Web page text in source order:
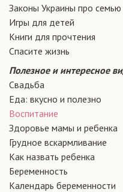
Законы Украины про семью
Игры для детей
Книги для прочтения
Спасите жизнь
Полезное и интересное
Свадьба
Еда: вкусно и полезно
Воспитание
Здоровье мамы и ребенка
Грудное вскармливание
Как назвать ребенка
Беременность
Календарь беременности